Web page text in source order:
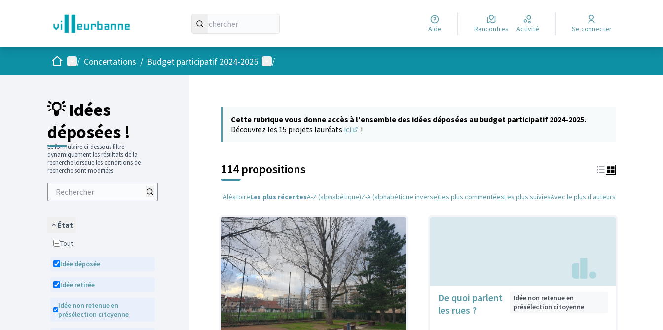
Aide Rencontres Activité Se connecter
AccueilMenu principal
/ Concertations / Budget participatif 2024-2025 Menu utilisateur
/
💡 Idées
déposées !
Le formulaire ci-dessous filtre
dynamiquement les résultats de la
recherche lorsque les conditions de
recherche sont modifiées.
État
Tout
Idée déposée
Idée retirée
Idée non retenue en
présélection citoyenne
Cette rubrique vous donne accès à l'ensemble des idées déposées au budget participatif 2024-2025.
Découvrez les 15 projets lauréats ici !
114 propositions
AléatoireLes plus récentesA-Z (alphabétique)Z-A (alphabétique inverse)Les plus commentéesLes plus suiviesAvec le plus d'auteurs
De quoi parlent
les rues ?
Idée non retenue en
présélection citoyenne